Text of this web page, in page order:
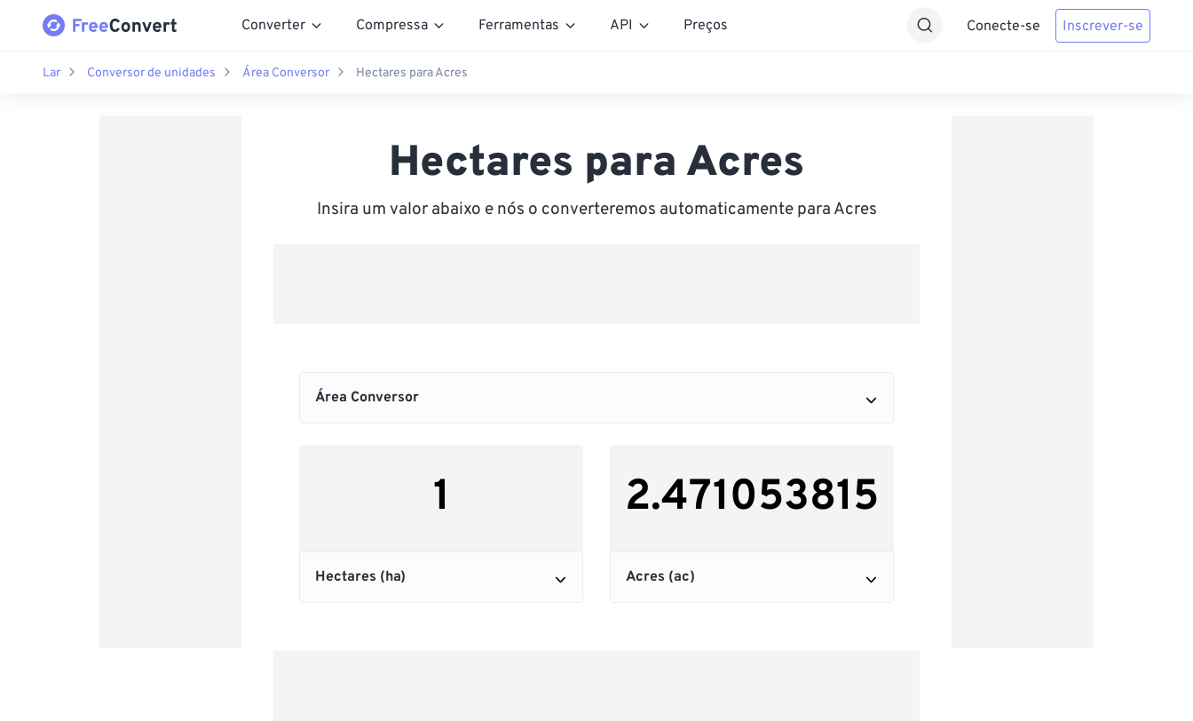
Converter Compressa Ferramentas API Preços Conecte-se Inscrever-se
Lar Conversor de unidades Área Conversor Hectares para Acres
Hectares para Acres
Insira um valor abaixo e nós o converteremos automaticamente para Acres